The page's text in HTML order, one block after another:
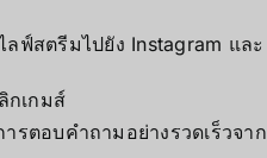
ฟ์สตรีมไปยัง Instagram แล
กเกมส์
รตอบคำถามอย่างรวดเร็วจ